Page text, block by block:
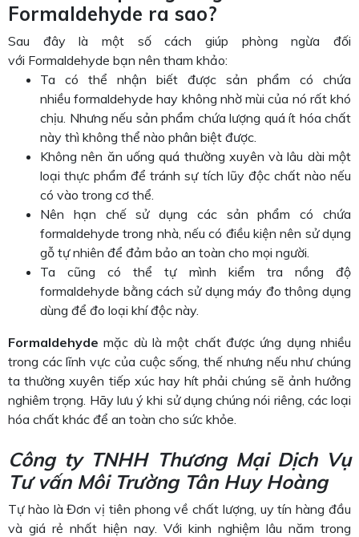
Formaldehyde ra sao?
Sau đây là một số cách giúp phòng ngừa đối
với Formaldehyde bạn nên tham khảo:
Ta có thể nhận biết được sản phẩm có chứa
nhiều formaldehyde hay không nhờ mùi của nó rất khó
chịu. Nhưng nếu sản phẩm chứa lượng quá ít hóa chất
này thì không thể nào phân biệt được.
Không nên ăn uống quá thường xuyên và lâu dài một
loại thực phẩm để tránh sự tích lũy độc chất nào nếu
có vào trong cơ thể.
Nên hạn chế sử dụng các sản phẩm có chứa
formaldehyde trong nhà, nếu có điều kiện nên sử dụng
gỗ tự nhiên để đảm bảo an toàn cho mọi người.
Ta cũng có thể tự mình kiểm tra nồng độ
formaldehyde bằng cách sử dụng máy đo thông dụng
dùng để đo loại khí độc này.
Formaldehyde mặc dù là một chất được ứng dụng nhiều
trong các lĩnh vực của cuộc sống, thế nhưng nếu như chúng
ta thường xuyên tiếp xúc hay hít phải chúng sẽ ảnh hưởng
nghiêm trọng. Hãy lưu ý khi sử dụng chúng nói riêng, các loại
hóa chất khác để an toàn cho sức khỏe.
Công ty TNHH Thương Mại Dịch Vụ
Tư vấn Môi Trường Tân Huy Hoàng
Tự hào là Đơn vị tiên phong về chất lượng, uy tín hàng đầu
và giá rẻ nhất hiện nay. Với kinh nghiệm lâu năm trong